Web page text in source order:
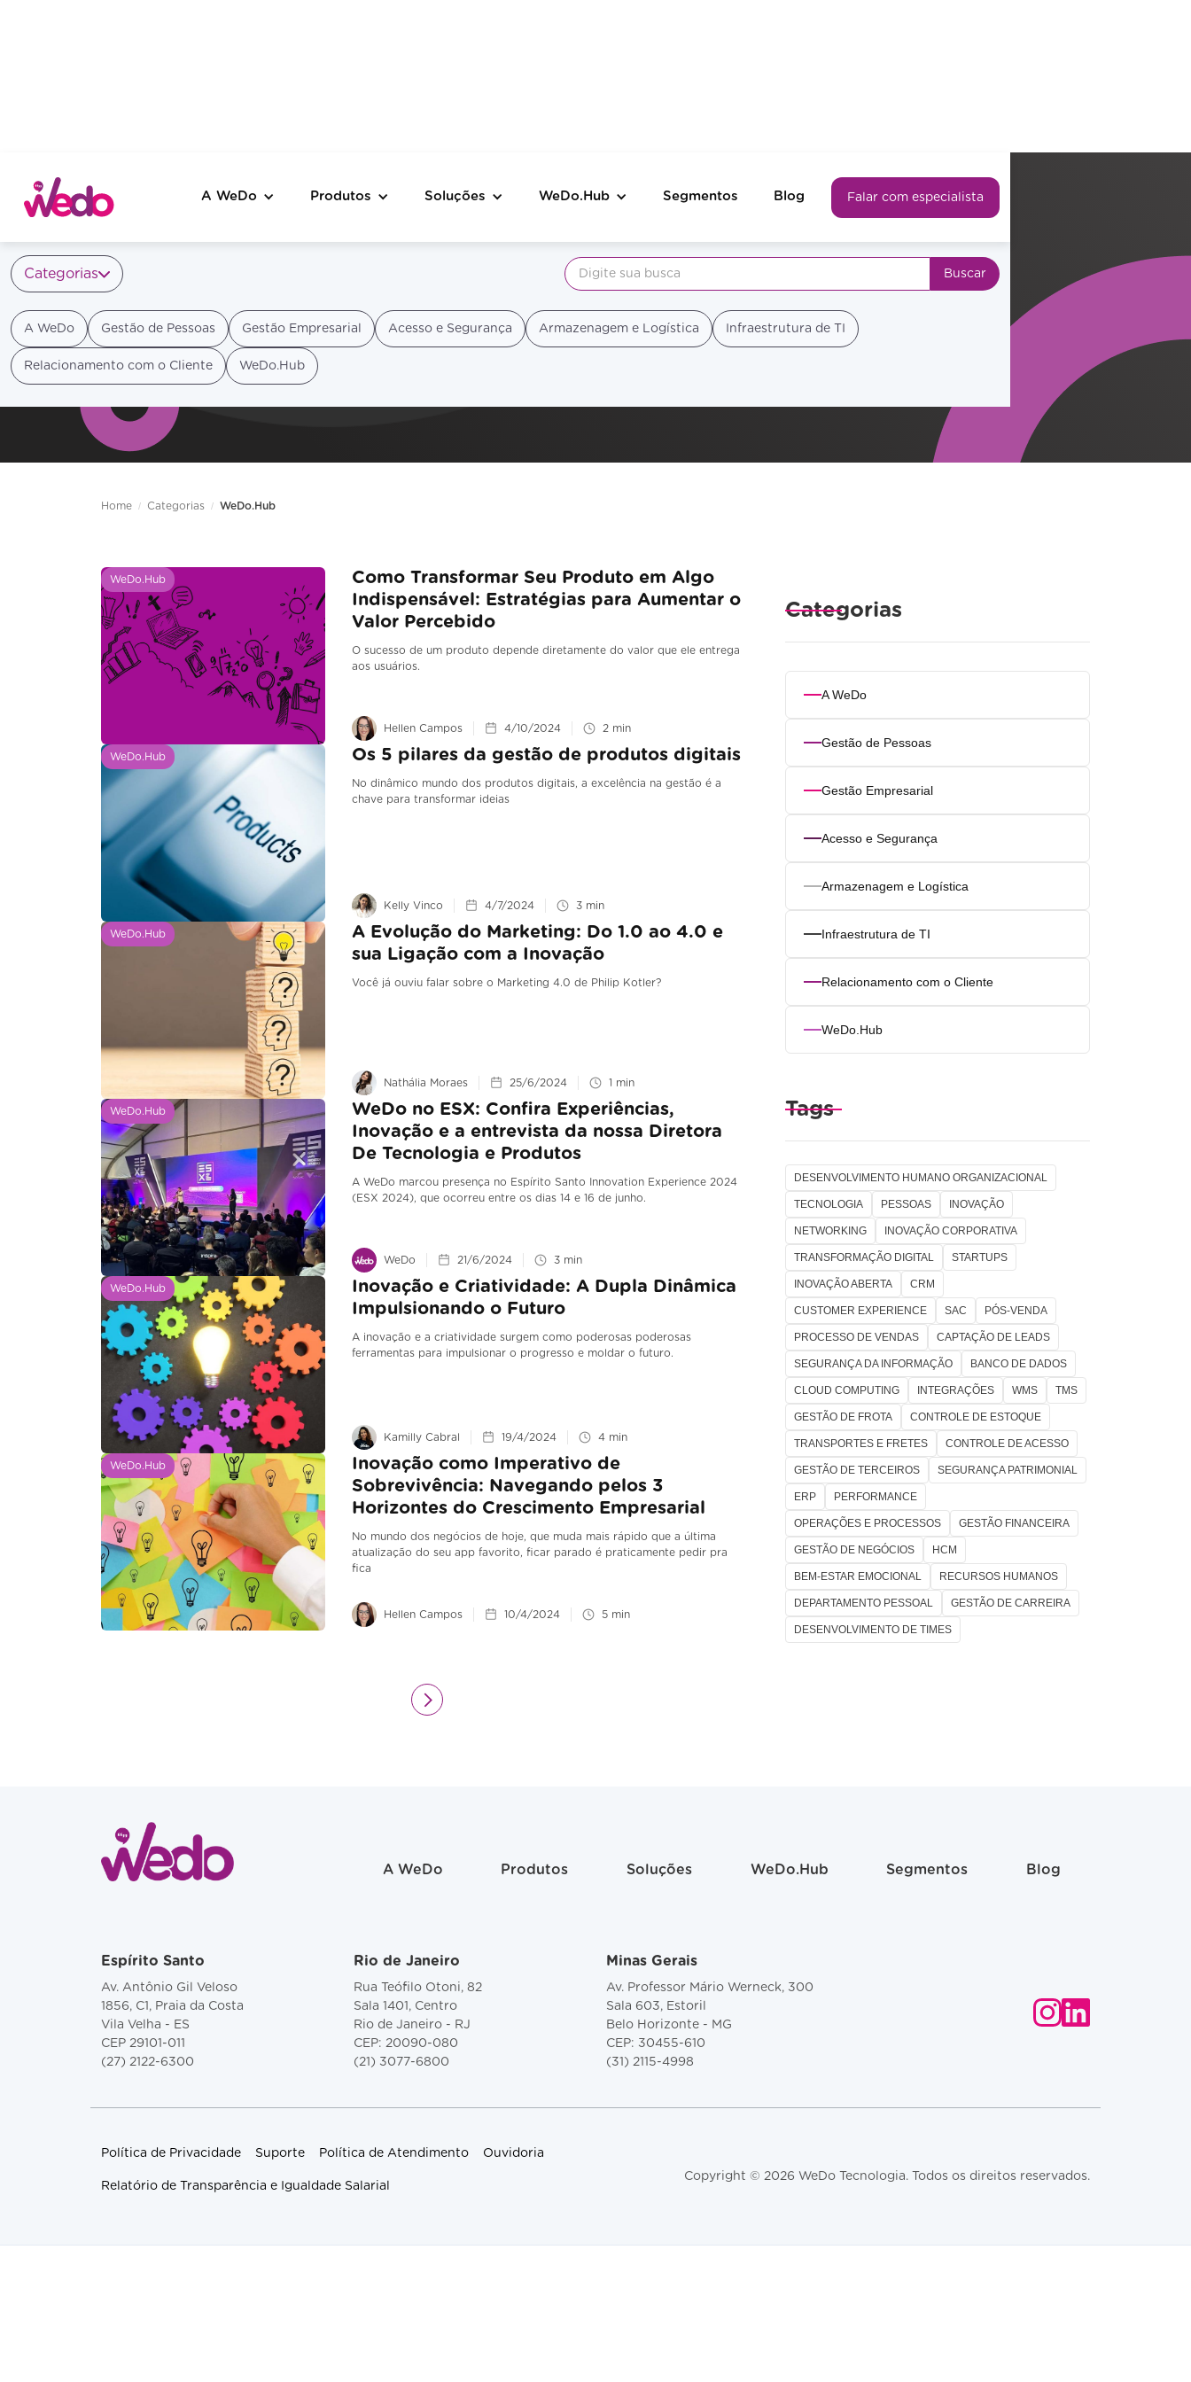
A WeDo Produtos Soluções WeDo.Hub Segmentos Blog Falar com especialista
Categorias
A WeDo Gestão de Pessoas Gestão Empresarial Acesso e Segurança Armazenagem e Logística Infraestrutura de TI
Relacionamento com o Cliente WeDo.Hub
WeDo.Hub
Home / Categorias / WeDo.Hub
WeDo.Hub
Como Transformar Seu Produto em Algo
Indispensável: Estratégias para Aumentar o
Valor Percebido
O sucesso de um produto depende diretamente do valor que ele entrega
aos usuários.
Hellen Campos 4/10/2024 2 min
WeDo.Hub Os 5 pilares da gestão de produtos digitais
No dinâmico mundo dos produtos digitais, a excelência na gestão é a
chave para transformar ideias
Kelly Vinco 4/7/2024 3 min
WeDo.Hub
A Evolução do Marketing: Do 1.0 ao 4.0 e
sua Ligação com a Inovação
Você já ouviu falar sobre o Marketing 4.0 de Philip Kotler?
Nathália Moraes 25/6/2024 1 min
WeDo.Hub
WeDo no ESX: Confira Experiências,
Inovação e a entrevista da nossa Diretora
De Tecnologia e Produtos
A WeDo marcou presença no Espírito Santo Innovation Experience 2024
(ESX 2024), que ocorreu entre os dias 14 e 16 de junho.
WeDo 21/6/2024 3 min
WeDo.Hub
Inovação e Criatividade: A Dupla Dinâmica
Impulsionando o Futuro
A inovação e a criatividade surgem como poderosas poderosas
ferramentas para impulsionar o progresso e moldar o futuro.
Kamilly Cabral 19/4/2024 4 min
WeDo.Hub
Inovação como Imperativo de
Sobrevivência: Navegando pelos 3
Horizontes do Crescimento Empresarial
No mundo dos negócios de hoje, que muda mais rápido que a última
atualização do seu app favorito, ficar parado é praticamente pedir pra
fica
Hellen Campos 10/4/2024 5 min
Categorias
A WeDo
Gestão de Pessoas
Gestão Empresarial
Acesso e Segurança
Armazenagem e Logística
Infraestrutura de TI
Relacionamento com o Cliente
WeDo.Hub
Tags
DESENVOLVIMENTO HUMANO ORGANIZACIONAL
TECNOLOGIA PESSOAS INOVAÇÃO
NETWORKING INOVAÇÃO CORPORATIVA
TRANSFORMAÇÃO DIGITAL STARTUPS
INOVAÇÃO ABERTA CRM
CUSTOMER EXPERIENCE SAC PÓS-VENDA
PROCESSO DE VENDAS CAPTAÇÃO DE LEADS
SEGURANÇA DA INFORMAÇÃO BANCO DE DADOS
CLOUD COMPUTING INTEGRAÇÕES WMS TMS
GESTÃO DE FROTA CONTROLE DE ESTOQUE
TRANSPORTES E FRETES CONTROLE DE ACESSO
GESTÃO DE TERCEIROS SEGURANÇA PATRIMONIAL
ERP PERFORMANCE
OPERAÇÕES E PROCESSOS GESTÃO FINANCEIRA
GESTÃO DE NEGÓCIOS HCM
BEM-ESTAR EMOCIONAL RECURSOS HUMANOS
DEPARTAMENTO PESSOAL GESTÃO DE CARREIRA
DESENVOLVIMENTO DE TIMES
A WeDo Produtos Soluções WeDo.Hub Segmentos Blog
Espírito Santo
Av. Antônio Gil Veloso
1856, C1, Praia da Costa
Vila Velha - ES
CEP 29101-011
(27) 2122-6300
Rio de Janeiro
Rua Teófilo Otoni, 82
Sala 1401, Centro
Rio de Janeiro - RJ
CEP: 20090-080
(21) 3077-6800
Minas Gerais
Av. Professor Mário Werneck, 300
Sala 603, Estoril
Belo Horizonte - MG
CEP: 30455-610
(31) 2115-4998
Política de Privacidade Suporte Política de Atendimento Ouvidoria
Relatório de Transparência e Igualdade Salarial
Copyright © 2026 WeDo Tecnologia. Todos os direitos reservados.